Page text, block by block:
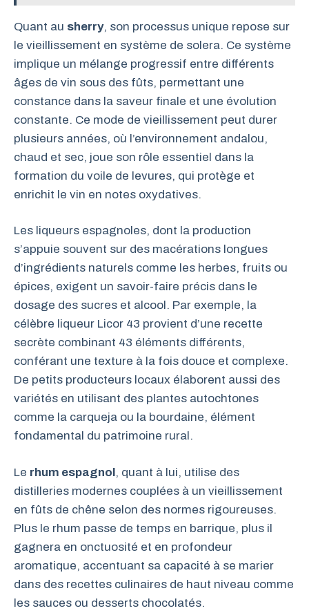
Quant au sherry, son processus unique repose sur
le vieillissement en système de solera. Ce système
implique un mélange progressif entre différents
âges de vin sous des fûts, permettant une
constance dans la saveur finale et une évolution
constante. Ce mode de vieillissement peut durer
plusieurs années, où l’environnement andalou,
chaud et sec, joue son rôle essentiel dans la
formation du voile de levures, qui protège et
enrichit le vin en notes oxydatives.
Les liqueurs espagnoles, dont la production
s’appuie souvent sur des macérations longues
d’ingrédients naturels comme les herbes, fruits ou
épices, exigent un savoir-faire précis dans le
dosage des sucres et alcool. Par exemple, la
célèbre liqueur Licor 43 provient d’une recette
secrète combinant 43 éléments différents,
conférant une texture à la fois douce et complexe.
De petits producteurs locaux élaborent aussi des
variétés en utilisant des plantes autochtones
comme la carqueja ou la bourdaine, élément
fondamental du patrimoine rural.
Le rhum espagnol, quant à lui, utilise des
distilleries modernes couplées à un vieillissement
en fûts de chêne selon des normes rigoureuses.
Plus le rhum passe de temps en barrique, plus il
gagnera en onctuosité et en profondeur
aromatique, accentuant sa capacité à se marier
dans des recettes culinaires de haut niveau comme
les sauces ou desserts chocolatés.